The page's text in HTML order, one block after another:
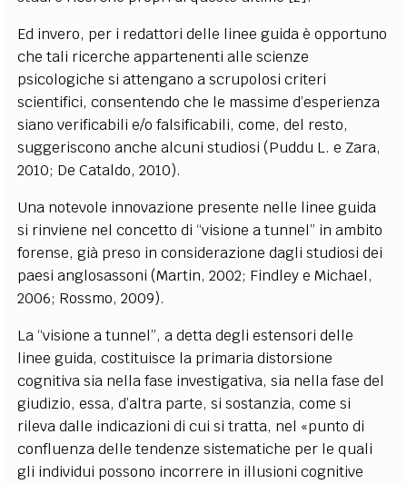
Ed invero, per i redattori delle linee guida è opportuno
che tali ricerche appartenenti alle scienze
psicologiche si attengano a scrupolosi criteri
scientifici, consentendo che le massime d’esperienza
siano verificabili e/o falsificabili, come, del resto,
suggeriscono anche alcuni studiosi (Puddu L. e Zara,
2010; De Cataldo, 2010).
Una notevole innovazione presente nelle linee guida
si rinviene nel concetto di “visione a tunnel” in ambito
forense, già preso in considerazione dagli studiosi dei
paesi anglosassoni (Martin, 2002; Findley e Michael,
2006; Rossmo, 2009).
La “visione a tunnel”, a detta degli estensori delle
linee guida, costituisce la primaria distorsione
cognitiva sia nella fase investigativa, sia nella fase del
giudizio, essa, d’altra parte, si sostanzia, come si
rileva dalle indicazioni di cui si tratta, nel «punto di
confluenza delle tendenze sistematiche per le quali
gli individui possono incorrere in illusioni cognitive